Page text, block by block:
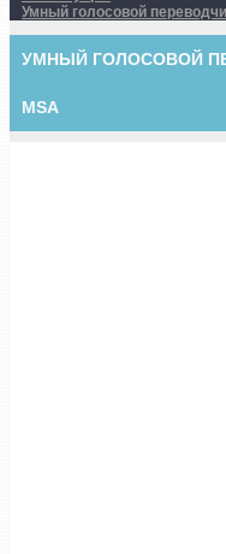
Умный голосовой
УМНЫЙ ГОЛОСОВОЙ
MSA